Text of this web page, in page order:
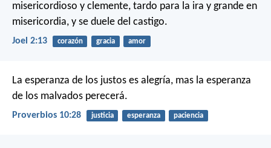
misericordioso y clemente, tardo para la ira y grande en
misericordia, y se duele del castigo.
Joel 2:13 corazón gracia amor
La esperanza de los justos es alegría, mas la esperanza
de los malvados perecerá.
Proverbios 10:28 justicia esperanza paciencia